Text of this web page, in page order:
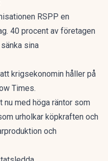
RSPP en
40 procent av företagen
sina
krigsekonomin håller på
Times.
nu med höga räntor som
urholkar köpkraften och
och